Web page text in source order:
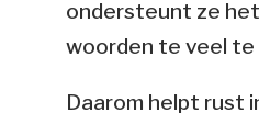
ondersteunt ze
woorden te veel te
Daarom helpt rust